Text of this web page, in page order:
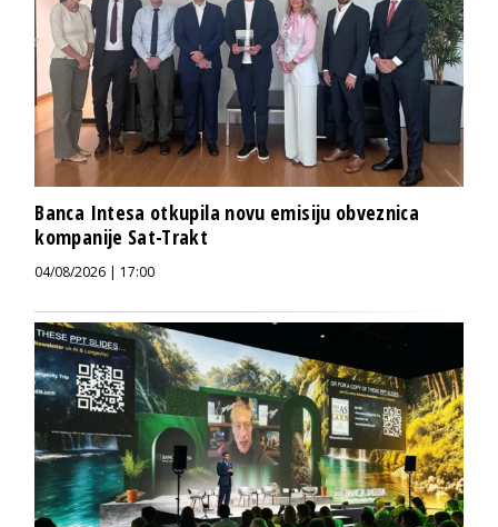
Banca Intesa otkupila novu emisiju obveznica
kompanije Sat-Trakt
04/08/2026 | 17:00